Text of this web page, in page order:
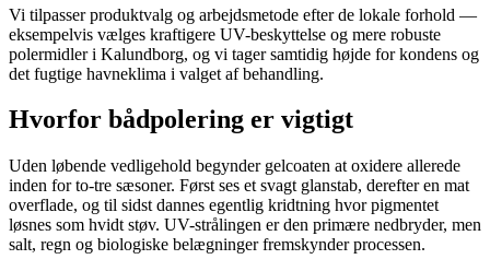
Vi tilpasser produktvalg og arbejdsmetode efter de lokale forhold —
eksempelvis vælges kraftigere UV-beskyttelse og mere robuste
polermidler i Kalundborg, og vi tager samtidig højde for kondens og
det fugtige havneklima i valget af behandling.
Hvorfor bådpolering er vigtigt
Uden løbende vedligehold begynder gelcoaten at oxidere allerede
inden for to-tre sæsoner. Først ses et svagt glanstab, derefter en mat
overflade, og til sidst dannes egentlig kridtning hvor pigmentet
løsnes som hvidt støv. UV-strålingen er den primære nedbryder, men
salt, regn og biologiske belægninger fremskynder processen.